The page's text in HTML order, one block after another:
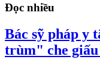
Đọc nhiều
Bác sỹ pháp y
trùm" che